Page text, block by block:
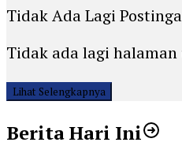
Tidak Ada Lagi
Tidak ada lagi
Lihat Selengkapnya
Berita Hari Ini